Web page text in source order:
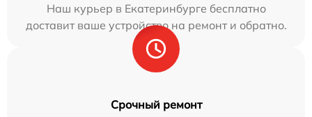
Наш курьер в Екатеринбурге бесплатно
доставит ваше устройство на ремонт и обратно.
Срочный ремонт